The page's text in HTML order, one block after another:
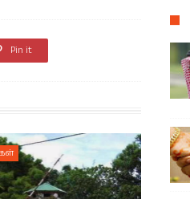
Pin it